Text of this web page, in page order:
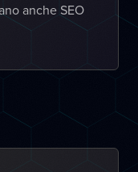
anche SEO